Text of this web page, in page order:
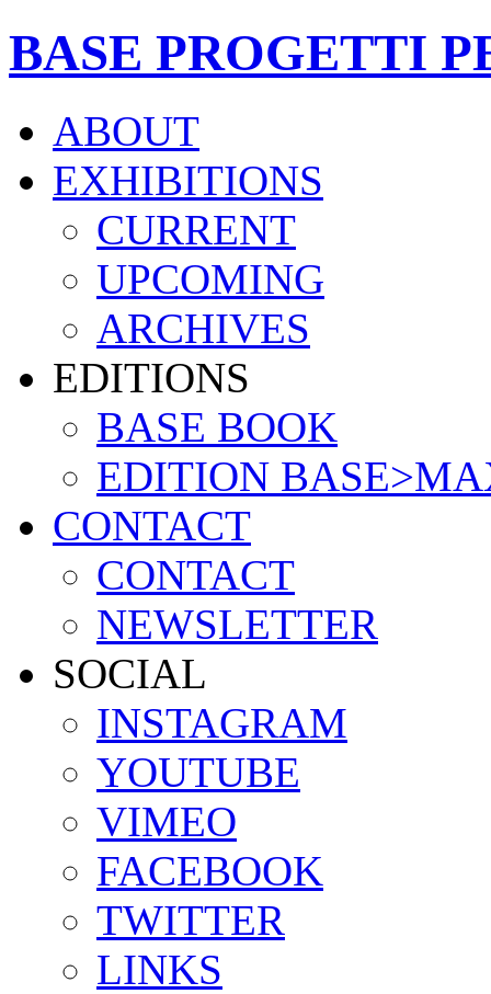
BASE PROGETTI
ABOUT
EXHIBITIONS
CURRENT
UPCOMING
ARCHIVES
EDITIONS
BASE BOOK
EDITION
CONTACT
CONTACT
NEWSLETTER
SOCIAL
INSTAGRAM
YOUTUBE
VIMEO
FACEBOOK
TWITTER
LINKS